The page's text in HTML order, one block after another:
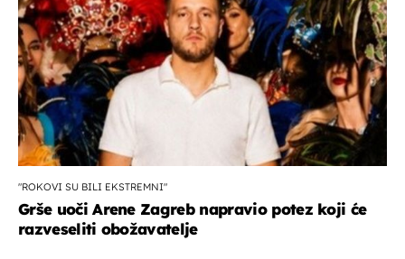
"ROKOVI SU BILI EKSTREMNI"
Grše uoči Arene Zagreb napravio potez koji će
razveseliti obožavatelje